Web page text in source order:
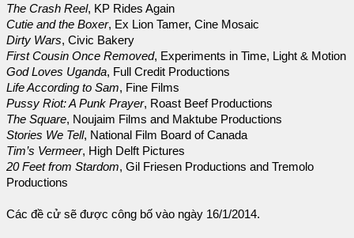
The Crash Reel, KP Rides Again
Cutie and the Boxer, Ex Lion Tamer, Cine Mosaic
Dirty Wars, Civic Bakery
First Cousin Once Removed, Experiments in Time, Light & Motion
God Loves Uganda, Full Credit Productions
Life According to Sam, Fine Films
Pussy Riot: A Punk Prayer, Roast Beef Productions
The Square, Noujaim Films and Maktube Productions
Stories We Tell, National Film Board of Canada
Tim’s Vermeer, High Delft Pictures
20 Feet from Stardom, Gil Friesen Productions and Tremolo
Productions
Các đề cử sẽ được công bố vào ngày 16/1/2014.